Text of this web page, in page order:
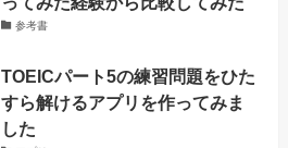
参考書
TOEICパート5の練習問題をひた
すら解けるアプリを作ってみま
した